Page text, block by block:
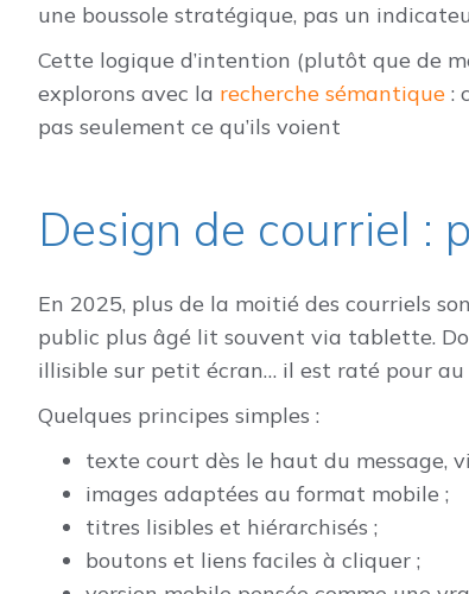
une boussole stratégique, pas un
Cette logique d’intention (plutôt que de
explorons avec la recherche sémantique :
pas seulement ce qu’ils voient
Design de courriel :
En 2025, plus de la moitié des courriels
public plus âgé lit souvent via tablette.
illisible sur petit écran… il est raté pour au
Quelques principes simples :
texte court dès le haut du message,
images adaptées au format mobile ;
titres lisibles et hiérarchisés ;
boutons et liens faciles à cliquer ;